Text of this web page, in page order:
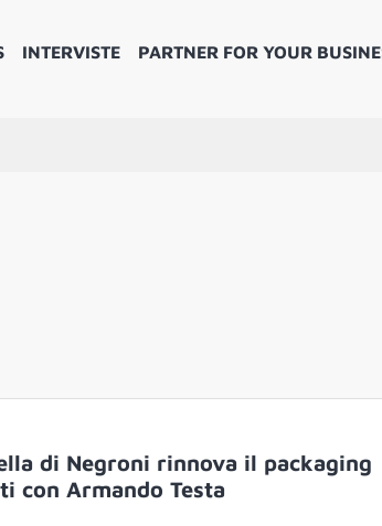
INTERVISTE PARTNER FOR YOUR
di Negroni rinnova il packaging
con Armando Testa